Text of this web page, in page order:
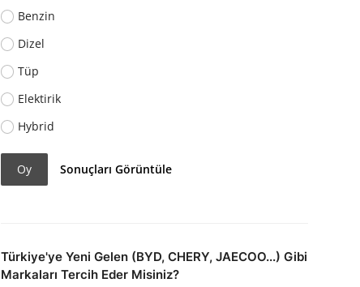
Benzin
Dizel
Tüp
Elektirik
Hybrid
Oy Sonuçları Görüntüle
Türkiye'ye Yeni Gelen (BYD, CHERY, JAECOO...) Gibi
Markaları Tercih Eder Misiniz?